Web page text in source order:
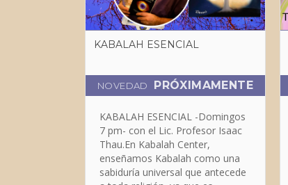
KABALAH ESENCIAL
NOVEDAD PRÓXIMAMENTE
KABALAH ESENCIAL -Domingos
7 pm- con el Lic. Profesor Isaac
Thau.En Kabalah Center,
enseñamos Kabalah como una
sabiduría universal que antecede